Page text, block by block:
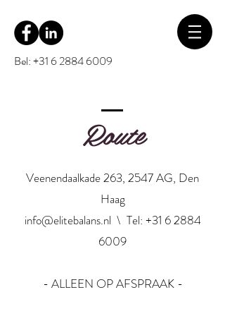
Bel: +31 6 2884 6009
Route
Veenendaalkade 263, 2547 AG, Den
Haag
info@elitebalans.nl \ Tel: +31 6 2884
6009
- ALLEEN OP AFSPRAAK -